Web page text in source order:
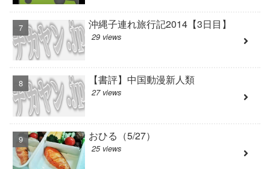
沖縄子連れ旅行記2014【3日目】
29 views
【書評】中国動漫新人類
27 views
おひる（5/27）
25 views